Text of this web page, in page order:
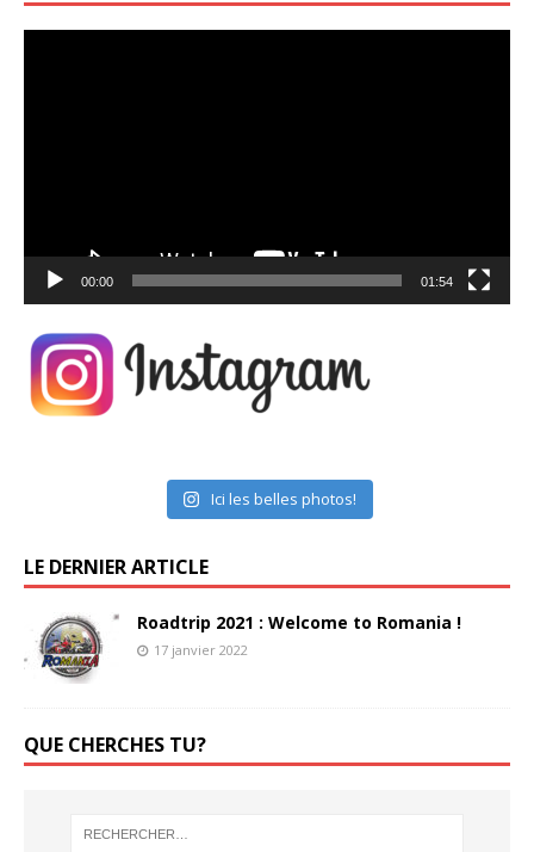
00:00 01:54
Ici les belles photos!
LE DERNIER ARTICLE
Roadtrip 2021 : Welcome to Romania !
17 janvier 2022
QUE CHERCHES TU?